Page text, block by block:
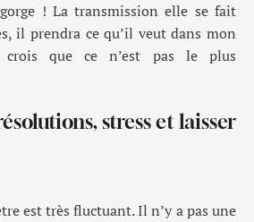
! La transmission elle se fait
il prendra ce qu’il veut dans mon
crois que ce n’est pas le plus
stress et laisser
est très fluctuant. Il n’y a pas une